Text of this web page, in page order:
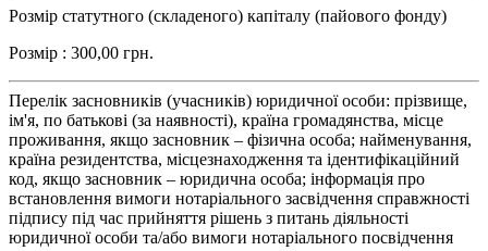
Розмір статутного (складеного) капіталу (пайового фонду)
Розмір : 300,00 грн.
Перелік засновників (учасників) юридичної особи: прізвище,
ім'я, по батькові (за наявності), країна громадянства, місце
проживання, якщо засновник – фізична особа; найменування,
країна резидентства, місцезнаходження та ідентифікаційний
код, якщо засновник – юридична особа; інформація про
встановлення вимоги нотаріального засвідчення справжності
підпису під час прийняття рішень з питань діяльності
юридичної особи та/або вимоги нотаріального посвідчення